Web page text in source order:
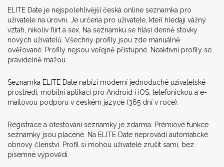
ELITE Date je nejspolehlivější česká online seznamka pro
uživatele na úrovni. Je určena pro uživatele, kteří hledají vážný
vztah, nikoliv flirt a sex. Na seznamku se hlásí denně stovky
nových uživatelů. Všechny profily jsou zde manuálně
ověřované. Profily nejsou veřejně přístupné. Neaktivní profily se
pravidelně mažou.
Seznamka ELITE Date nabízí moderní jednoduché uživatelské
prostředí, mobilní aplikaci pro Android i iOS, telefonickou a e-
mailovou podporu v českém jazyce (365 dní v roce).
Registrace a otestování seznamky je zdarma. Prémiové funkce
seznamky jsou placené. Na ELITE Date neprovádí automatické
obnovy členství. Profil si mohou uživatelé zrušit sami, bez
písemné výpovědi.